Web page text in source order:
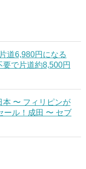
道6,980円になる
で片道約8,500円
〜 フィリピンが
ール！成田 〜 セブ